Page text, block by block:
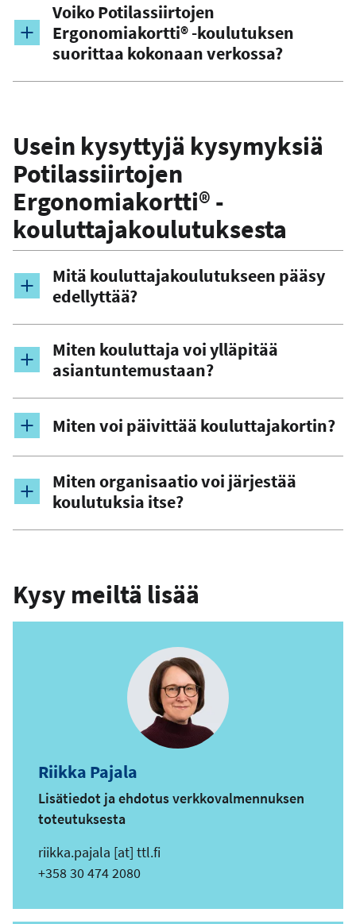
Voiko Potilassiirtojen
Ergonomiakortti® -koulutuksen
suorittaa kokonaan verkossa?
Usein kysyttyjä kysymyksiä
Potilassiirtojen
Ergonomiakortti® -
kouluttajakoulutuksesta
Mitä kouluttajakoulutukseen pääsy
edellyttää?
Miten kouluttaja voi ylläpitää
asiantuntemustaan?
Miten voi päivittää kouluttajakortin?
Miten organisaatio voi järjestää
koulutuksia itse?
Kysy meiltä lisää
Riikka Pajala
Lisätiedot ja ehdotus verkkovalmennuksen
toteutuksesta
s
ä
k
riikka.pajala [at] ttl.fi
Puhelin
+358 30 474 2080